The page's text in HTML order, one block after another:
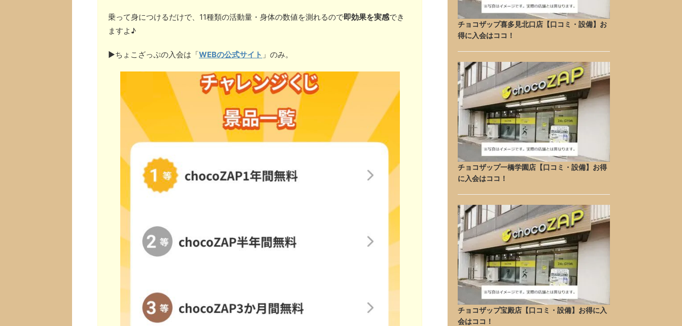
乗って身につけるだけで、11種類の活動量・身体の数値を測れるので即効果を実感でき
ますよ♪
▶︎ちょこざっぷの入会は「WEBの公式サイト 」のみ。
チョコザップ喜多見北口店【口コミ・設備】お
得に入会はココ！
チョコザップ一橋学園店【口コミ・設備】お得
に入会はココ！
チョコザップ宝殿店【口コミ・設備】お得に入
会はココ！